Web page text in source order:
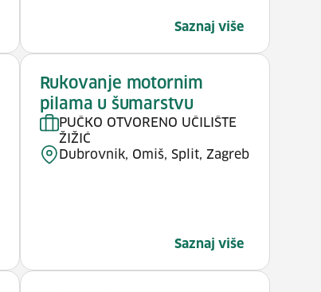
Saznaj više
Rukovanje motornim
pilama u šumarstvu
PUČKO OTVORENO UČILIŠTE
ŽIŽIĆ
Dubrovnik, Omiš, Split, Zagreb
Saznaj više